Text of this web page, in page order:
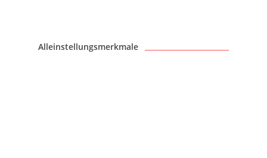
Alleinstellungsmerkmale